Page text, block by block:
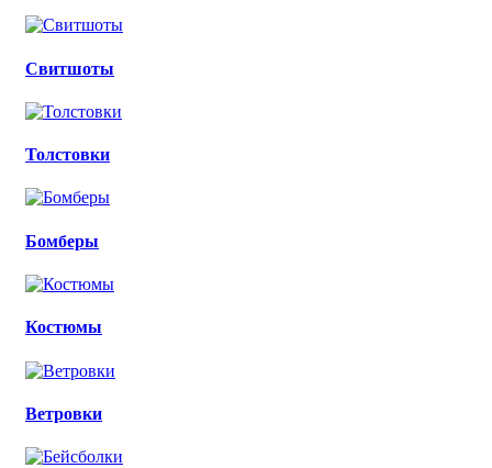
Свитшоты
Толстовки
Бомберы
Костюмы
Ветровки